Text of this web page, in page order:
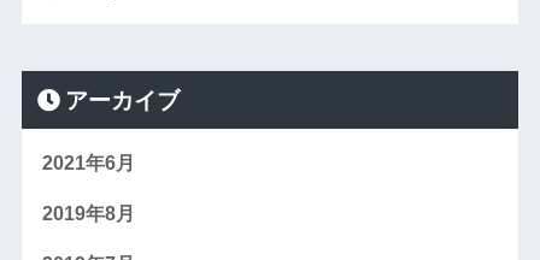
アーカイブ
2021年6月
2019年8月